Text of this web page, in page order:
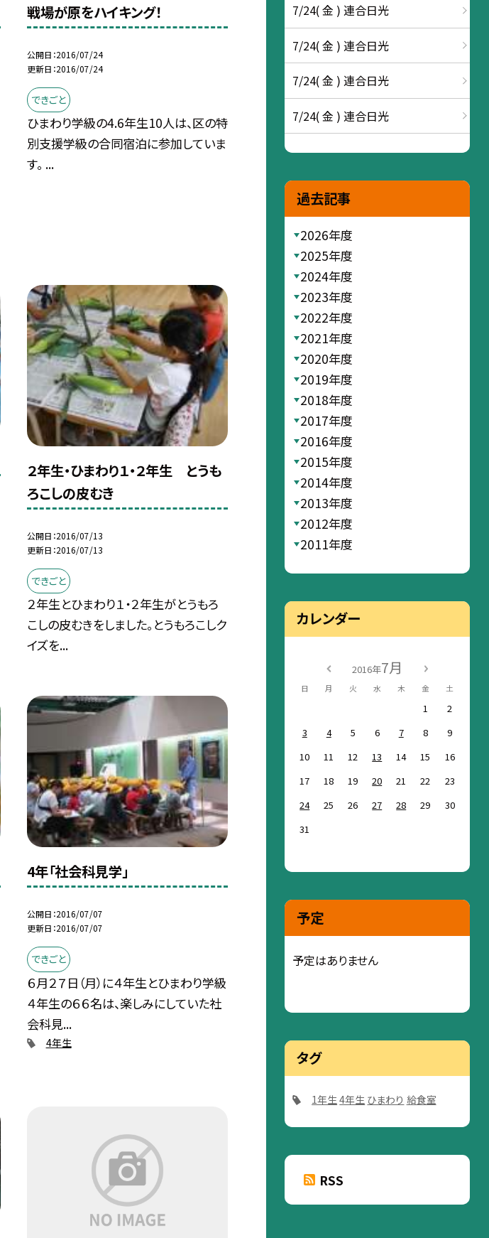
戦場が原をハイキング！
公開日 2016/07/24
更新日 2016/07/24
できごと
ひまわり学級の4.6年生10人は、区の特
別支援学級の合同宿泊に参加していま
す。 ...
２年生・ひまわり１・２年生 とうも
ろこしの皮むき
公開日 2016/07/13
更新日 2016/07/13
できごと
２年生とひまわり１・２年生がとうもろ
こしの皮むきをしました。とうもろこしク
イズを...
4年「社会科見学」
公開日 2016/07/07
更新日 2016/07/07
できごと
６月２７日（月）に４年生とひまわり学級
４年生の６６名は、楽しみにしていた社
会科見...
4年生
7/24( 金 ) 連合日光
7/24( 金 ) 連合日光
7/24( 金 ) 連合日光
7/24( 金 ) 連合日光
過去記事
2026年度
2025年度
2024年度
2023年度
2022年度
2021年度
2020年度
2019年度
2018年度
2017年度
2016年度
2015年度
2014年度
2013年度
2012年度
2011年度
カレンダー
2016年7月
日 月 火 水 木 金 土
1
2
3
4 5 6 7 8
9
10
11 12 13 14 15
16
17
18 19 20 21 22
23
24
25 26 27 28 29
30
31
予定
予定はありません
タグ
1年生 4年生 ひまわり 給食室
RSS